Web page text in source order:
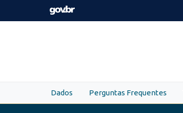
Skip to main content
Dados Perguntas Frequentes